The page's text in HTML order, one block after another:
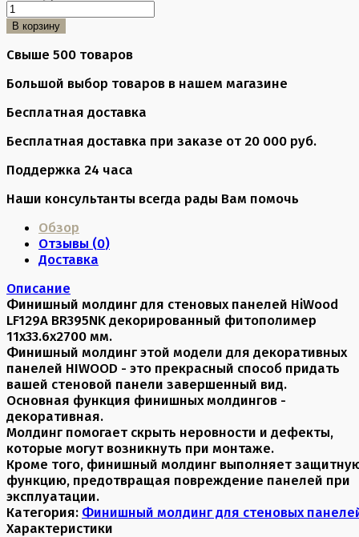
В корзину
Свыше 500 товаров
Большой выбор товаров в нашем магазине
Бесплатная доставка
Бесплатная доставка при заказе от 20 000 руб.
Поддержка 24 часа
Наши консультанты всегда рады Вам помочь
Обзор
Отзывы (0)
Доставка
Описание
Финишный молдинг для стеновых панелей HiWood
LF129A BR395NK декорированный фитополимер
11х33.6х2700 мм.
Финишный молдинг этой модели для декоративных
панелей HIWOOD - это прекрасный способ придать
вашей стеновой панели завершенный вид.
Основная функция финишных молдингов -
декоративная.
Молдинг помогает скрыть неровности и дефекты,
которые могут возникнуть при монтаже.
Кроме того, финишный молдинг выполняет
функцию, предотвращая повреждение панелей при
эксплуатации.
Категория: Финишный молдинг для стеновых
Характеристики